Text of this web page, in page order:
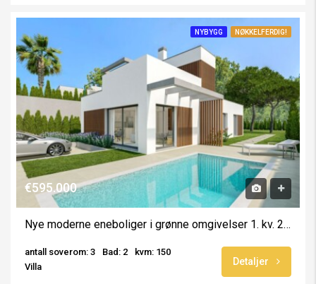
NYBYGG NØKKELFERDIG!
€595.000
Nye moderne eneboliger i grønne omgivelser 1. kv. 2024
antall soverom: 3 Bad: 2
kvm: 150
Villa
Detaljer